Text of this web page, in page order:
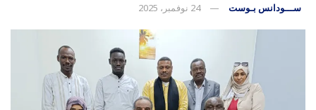
ســـودانس بـوست 24 نوفمبر، 2025